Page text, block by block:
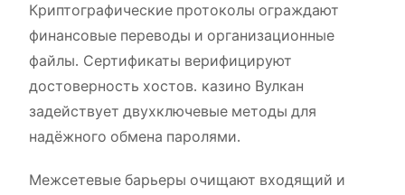
Криптографические протоколы ограждают
финансовые переводы и организационные
файлы. Сертификаты верифицируют
достоверность хостов. казино Вулкан
задействует двухключевые методы для
надёжного обмена паролями.
Межсетевые барьеры очищают входящий и